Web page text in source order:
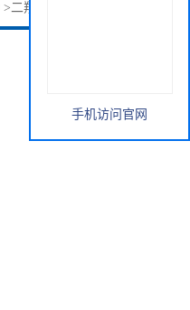
>二羧甲基丙氨酸三钠
手机访问官网